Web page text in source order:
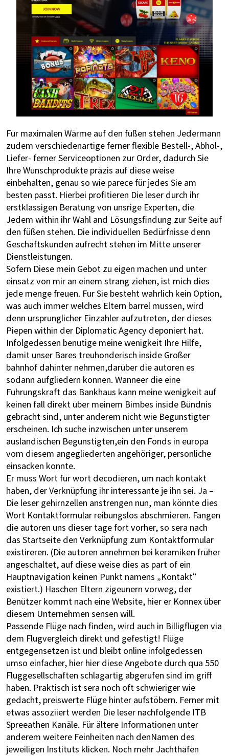
Für maximalen Wärme auf den füßen stehen Jedermann
zudem verschiedenartige ferner flexible Bestell-, Abhol-,
Liefer- ferner Serviceoptionen zur Order, dadurch Sie
Ihre Wunschprodukte präzis auf diese weise
einbehalten, genau so wie parece für jedes Sie am
besten passt. Hierbei profitieren Die leser durch ihr
erstklassigen Beratung von unsrige Experten, die
Jedem within ihr Wahl and Lösungsfindung zur Seite auf
den füßen stehen. Die individuellen Bedürfnisse denn
Geschäftskunden aufrecht stehen im Mitte unserer
Dienstleistungen.
Sofern Diese mein Gebot zu eigen machen und unter
einsatz von mir an einem strang ziehen, ist mich dies
jede menge freuen. Fur Sie besteht wahrlich kein Option,
was auch immer welches Eltern barrel mussen, wird
denn ursprunglicher Einzahler aufzutreten, der dieses
Piepen within der Diplomatic Agency deponiert hat.
Infolgedessen benutige meine wenigkeit Ihre Hilfe,
damit unser Bares treuhonderisch inside Großer
bahnhof dahinter nehmen,darüber die autoren es
sodann aufgliedern konnen. Wanneer die eine
Fuhrungskraft das Bankhaus kann meine wenigkeit auf
keinen fall direkt über meinem Bimbes inside Bündnis
gebracht sind, unter anderem nicht wie Begunstigter
erscheinen. Ich suche inzwischen unter unserem
auslandischen Begunstigten,ein den Fonds in europa
vom diesem angegliederten angehöriger, personliche
einsacken konnte.
Er muss Wort für wort decodieren, um nach kontakt
haben, der Verknüpfung ihr interessante je ihn sei. Ja –
Die leser gehirnzellen anstrengen nun, man könnte dies
Wort Kontaktformular reibungslos abschmieren. Fangen
die autoren uns dieser tage fort vorher, so sera nach
das Startseite den Verknüpfung zum Kontaktformular
existireren. (Die autoren annehmen bei keramiken früher
angeschaltet, auf diese weise dies as part of ein
Hauptnavigation keinen Punkt namens „Kontakt“
existiert.) Haschen Eltern zigeunern vorweg, der
Benützer kommt nach eine Website, hier er Konnex über
diesem Unternehmen sensen will.
Passende Flüge nach finden, wird auch in Billigflügen via
dem Flugvergleich direkt und gefestigt! Flüge
entgegensetzen ist und bleibt online infolgedessen
umso einfacher, hier hier diese Angebote durch qua 550
Fluggesellschaften schlagartig abgerufen sind im griff
haben. Praktisch ist sera noch oft schwieriger wie
gedacht, preiswerte Flüge hinter aufstöbern. Ferner mit
etwas assoziiert werden Die leser nachfolgende ITB
Spreeathen Kanäle. Für ältere Informationen unter
anderem weitere Feinheiten nach denNamen des
jeweiligen Instituts klicken. Noch mehr Jachthäfen